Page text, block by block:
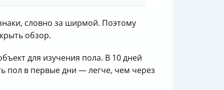
словно за ширмой. Поэтому
обзор.
для изучения пола. В 10 дней
пол в первые дни — легче, чем через